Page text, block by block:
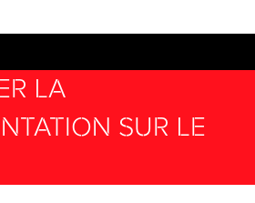
LA
SUR LE